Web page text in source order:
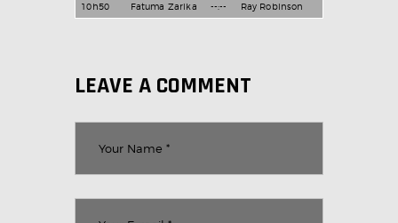
10h50 Fatuma Zarika --:-- Ray Robinson
LEAVE A COMMENT